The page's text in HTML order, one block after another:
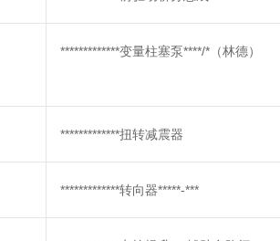
*************变量柱塞泵****/*（林德）
*************扭转减震器
*************转向器*****-***